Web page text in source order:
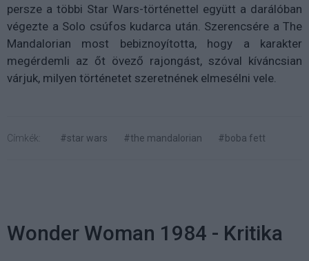
persze a többi Star Wars-történettel együtt a darálóban
végezte a Solo csúfos kudarca után. Szerencsére a The
Mandalorian most bebiznoyította, hogy a karakter
megérdemli az őt övező rajongást, szóval kíváncsian
várjuk, milyen történetet szeretnének elmesélni vele.
Címkék: #star wars #the mandalorian #boba fett
Wonder Woman 1984 - Kritika